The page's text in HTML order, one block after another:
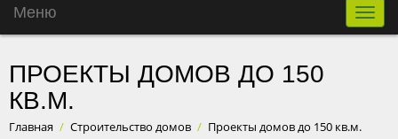
Toggle
Меню
ПРОЕКТЫ ДОМОВ ДО 150
КВ.М.
Главная / Строительство домов / Проекты домов до 150 кв.м.